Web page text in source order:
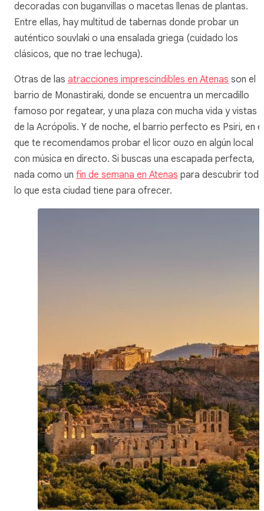
decoradas con buganvillas o macetas llenas de plantas.
Entre ellas, hay multitud de tabernas donde probar un
auténtico souvlaki o una ensalada griega (cuidado los
clásicos, que no trae lechuga).
Otras de las atracciones imprescindibles en Atenas son el
barrio de Monastiraki, donde se encuentra un mercadillo
famoso por regatear, y una plaza con mucha vida y vistas
de la Acrópolis. Y de noche, el barrio perfecto es Psiri, en el
que te recomendamos probar el licor ouzo en algún local
con música en directo. Si buscas una escapada perfecta,
nada como un fin de semana en Atenas para descubrir todo
lo que esta ciudad tiene para ofrecer.